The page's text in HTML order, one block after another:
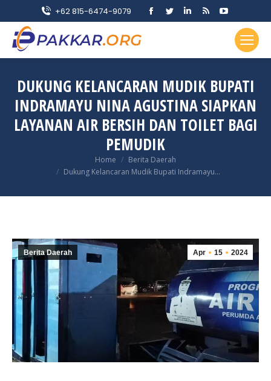
+62 815-6474-9079
Facebook
in
window
Twitter
in
window
Linkedin
in
window
Rss
opens
in
window
YouTube
page
opens
in
window
DUKUNG KELANCARAN MUDIK BUPATI
INDRAMAYU NINA AGUSTINA SIAPKAN
LAYANAN AIR BERSIH DAN TOILET BAGI
PEMUDIK
Home
Berita Daerah
Dukung Kelancaran Mudik Bupati Indramayu…
Apr 15 2024
Berita Daerah